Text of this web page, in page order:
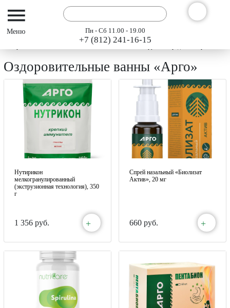
Пн - Сб 11.00 - 19.00
+7 (812) 241-16-15
Каталог
Оздоровительные ванны «Арго»
Нутирикон
мелкогранулированный
(экструзионная технология), 350
г
1 356 руб. +
Спрей назальный «Биолизат
Актив», 20 мг
660 руб. +